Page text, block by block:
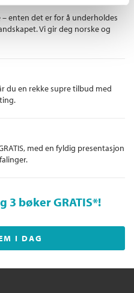
i Bergen. Kvernbakken har
enten det er for å underholdes
Vi gir deg norske og
du en rekke supre tilbud med
med en fyldig presentasjon
3 bøker GRATIS*!
I DAG